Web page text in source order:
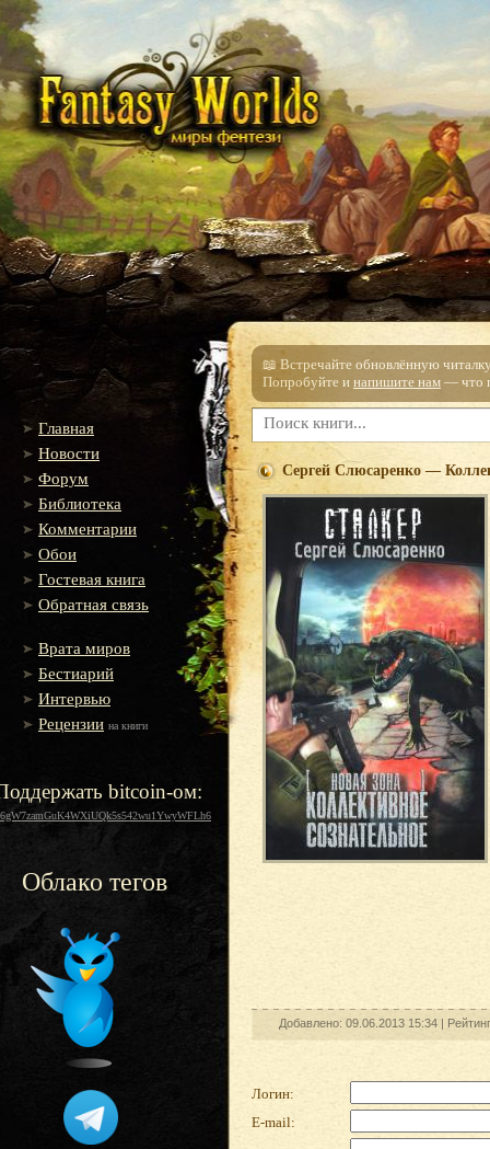
Главная
Новости
Форум
Библиотека
Комментарии
Обои
Гостевая книга
Обратная связь
Врата миров
Бестиарий
Интервью
Рецензии на книги
bitcoin-ом:
Облако тегов
📖 Встречайте обновлённую
Попробуйте и напишите нам — что
Сергей Слюсаренко —
Добавлено: 09.06.2013 15:34 |
Логин:
E-mail: